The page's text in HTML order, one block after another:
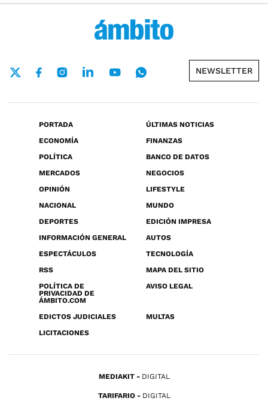
NEWSLETTER
PORTADA
ÚLTIMAS NOTICIAS
ECONOMÍA
FINANZAS
POLÍTICA
BANCO DE DATOS
MERCADOS
NEGOCIOS
OPINIÓN
LIFESTYLE
NACIONAL
MUNDO
DEPORTES
EDICIÓN IMPRESA
INFORMACIÓN GENERAL
AUTOS
ESPECTÁCULOS
TECNOLOGÍA
RSS
MAPA DEL SITIO
POLÍTICA DE
PRIVACIDAD DE
ÁMBITO.COM
AVISO LEGAL
EDICTOS JUDICIALES
MULTAS
LICITACIONES
MEDIAKIT DIGITAL
TARIFARIO DIGITAL